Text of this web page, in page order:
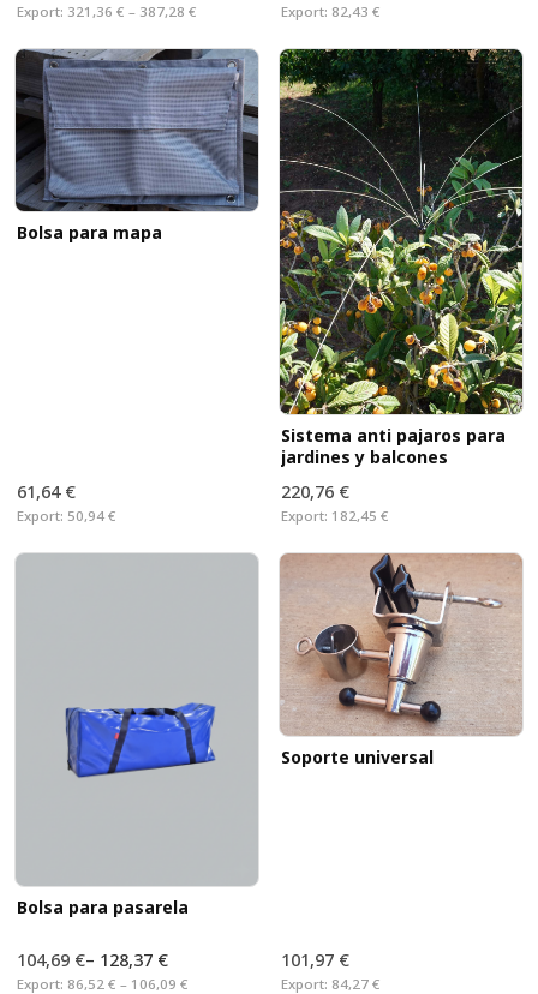
Export: 321,36 € – 387,28 € Export: 82,43 €
Bolsa para mapa
61,64 €
Export: 50,94 €
Sistema anti pajaros para
jardines y balcones
220,76 €
Export: 182,45 €
Bolsa para pasarela
104,69 €– 128,37 €
Export: 86,52 € – 106,09 €
Soporte universal
101,97 €
Export: 84,27 €